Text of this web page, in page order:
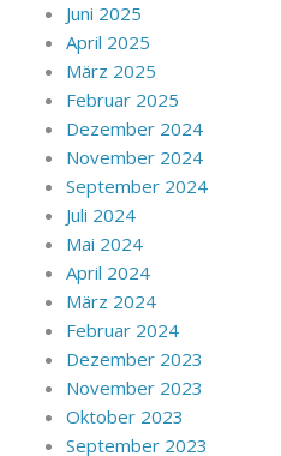
Juni 2025
April 2025
März 2025
Februar 2025
Dezember 2024
November 2024
September 2024
Juli 2024
Mai 2024
April 2024
März 2024
Februar 2024
Dezember 2023
November 2023
Oktober 2023
September 2023